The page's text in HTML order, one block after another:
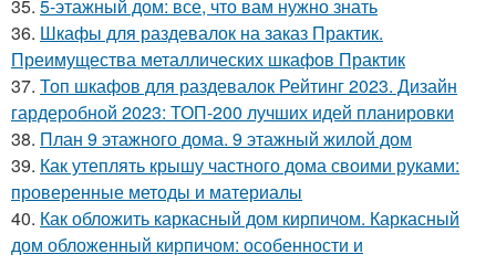
35. 5-этажный дом: все, что вам нужно знать
36. Шкафы для раздевалок на заказ Практик.
Преимущества металлических шкафов Практик
37. Топ шкафов для раздевалок Рейтинг 2023. Дизайн
гардеробной 2023: ТОП-200 лучших идей планировки
38. План 9 этажного дома. 9 этажный жилой дом
39. Как утеплять крышу частного дома своими руками:
проверенные методы и материалы
40. Как обложить каркасный дом кирпичом. Каркасный
дом обложенный кирпичом: особенности и